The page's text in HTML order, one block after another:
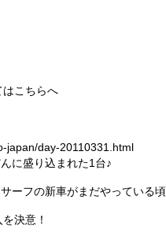
はこちらへ
japan/day-20110331.html
に盛り込まれた1台♪
ーフの新車がまだやっている頃
決意！